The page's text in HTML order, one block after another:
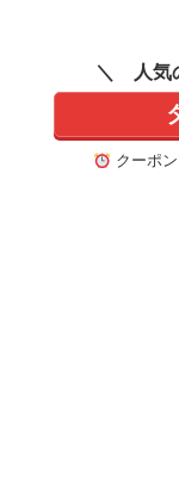
グナロク
典】DLC
UE
-
ガッツ
活IIIジー
人気
クーポ